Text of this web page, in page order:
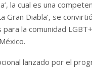
la cual es una
Gran Diabla’, se
la comunidad
lanzado por el